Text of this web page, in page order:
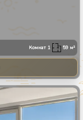
Комнат 1 59 м²